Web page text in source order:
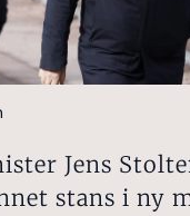
Jens
stans i ny